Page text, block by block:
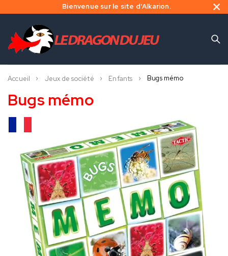
Bienvenue sur le site d'Alkarion.
Accueil Jeux de société Enfants Bugs mémo
Bugs mémo